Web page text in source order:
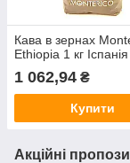
Кава в зернах
Ethiopia 1 кг Іспанія
1 062,94 ₴
Купити
Акційні